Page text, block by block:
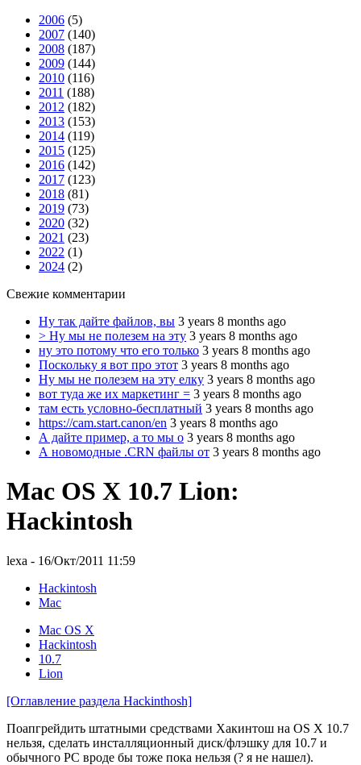
2006 (5)
2007 (140)
2008 (187)
2009 (144)
2010 (116)
2011 (188)
2012 (182)
2013 (153)
2014 (119)
2015 (125)
2016 (142)
2017 (123)
2018 (81)
2019 (73)
2020 (32)
2021 (23)
2022 (1)
2024 (2)
Свежие комментарии
Ну так дайте файлов, вы 3 years 8 months ago
> Ну мы не полезем на эту 3 years 8 months ago
ну это потому что его только 3 years 8 months ago
Поскольку я вот про этот 3 years 8 months ago
Ну мы не полезем на эту елку 3 years 8 months ago
вот туда же их маркетинг = 3 years 8 months ago
там есть условно-бесплатный 3 years 8 months ago
https://cam.start.canon/en 3 years 8 months ago
А дайте пример, а то мы о 3 years 8 months ago
А новомодные .CRN файлы от 3 years 8 months ago
Mac OS X 10.7 Lion:
Hackintosh
lexa - 16/Окт/2011 11:59
Hackintosh
Mac
Mac OS X
Hackintosh
10.7
Lion
[Оглавление раздела Hackinthosh]
Поапгрейдить штатными средствами Хакинтош на OS X 10.7
нельзя, сделать инсталляционный диск/флэшку для 10.7 и
обычного PC вроде бы тоже пока нельзя (? я не нашел).